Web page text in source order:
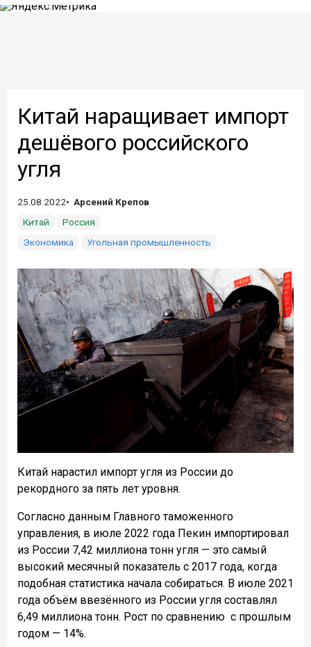
Китай наращивает импорт
дешёвого российского
угля
25.08.2022
Арсений Крепов
Китай
Россия
Экономика
Угольная промышленность
Китай нарастил импорт угля из России до
рекордного за пять лет уровня.
Согласно данным Главного таможенного
управления, в июле 2022 года Пекин импортировал
из России 7,42 миллиона тонн угля — это самый
высокий месячный показатель с 2017 года, когда
подобная статистика начала собираться. В июле 2021
года объём ввезённого из России угля составлял
6,49 миллиона тонн. Рост по сравнению с прошлым
годом — 14%.